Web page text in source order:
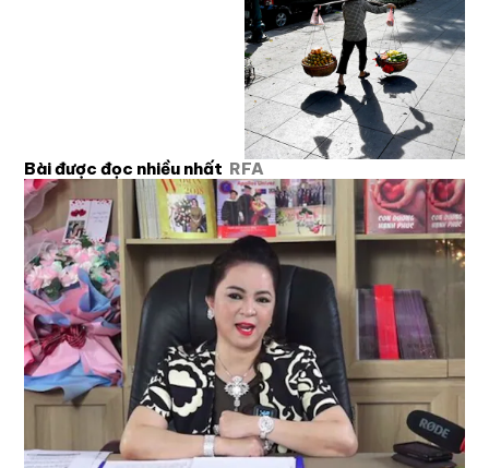
Bài được đọc nhiều nhất RFA